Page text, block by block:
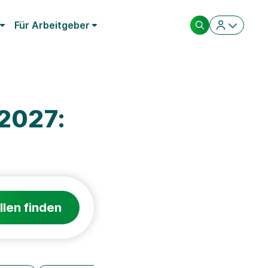
Für Arbeitgeber
finden